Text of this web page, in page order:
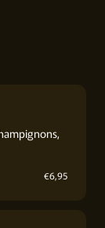
€6,95